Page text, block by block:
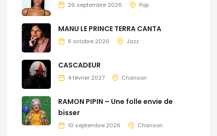
26 septembre 2026 Pop
MANU LE PRINCE TERRA CANTA
8 octobre 2026 Jazz
CASCADEUR
4 février 2027 Chanson
RAMON PIPIN – Une folle envie de
bisser
10 septembre 2026 Chanson